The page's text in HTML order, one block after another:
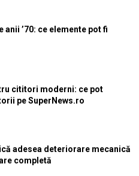
anii ’70: ce elemente pot fi
cititori moderni: ce pot
pe SuperNews.ro
adesea deteriorare mecanică
completă